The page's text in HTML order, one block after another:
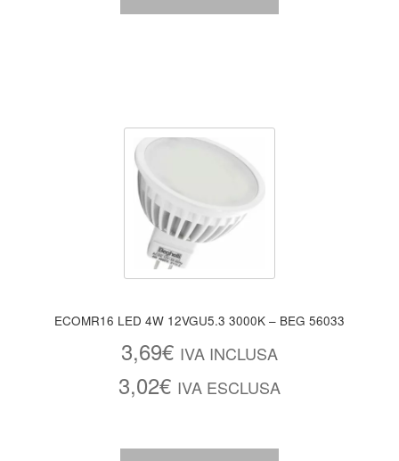
ECOMR16 LED 4W 12VGU5.3 3000K – BEG 56033
3,69€ IVA INCLUSA
3,02€ IVA ESCLUSA